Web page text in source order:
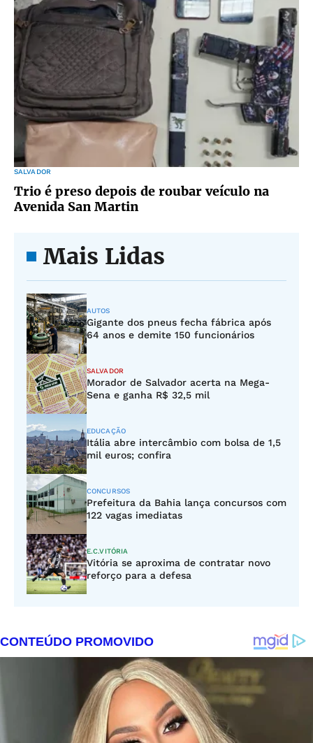
SALVADOR
Trio é preso depois de roubar veículo na
Avenida San Martin
Mais Lidas
AUTOS
Gigante dos pneus fecha fábrica após
64 anos e demite 150 funcionários
SALVADOR
Morador de Salvador acerta na Mega-
Sena e ganha R$ 32,5 mil
EDUCAÇÃO
Itália abre intercâmbio com bolsa de 1,5
mil euros; confira
CONCURSOS
Prefeitura da Bahia lança concursos com
122 vagas imediatas
E.C.VITÓRIA
Vitória se aproxima de contratar novo
reforço para a defesa